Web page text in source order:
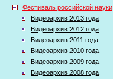
Фестиваль российской науки
Видеоархив 2013 года
Видеоархив 2012 года
Видеоархив 2011 года
Видеоархив 2010 года
Видеоархив 2009 года
Видеоархив 2008 года